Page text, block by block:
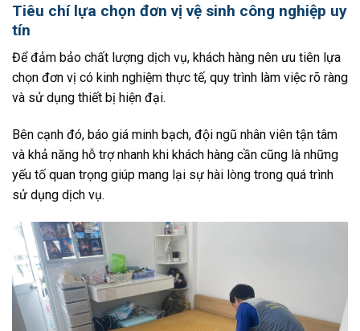
Tiêu chí lựa chọn đơn vị vệ sinh công nghiệp uy
tín
Để đảm bảo chất lượng dịch vụ, khách hàng nên ưu tiên lựa
chọn đơn vị có kinh nghiệm thực tế, quy trình làm việc rõ ràng
và sử dụng thiết bị hiện đại.
Bên cạnh đó, báo giá minh bạch, đội ngũ nhân viên tận tâm
và khả năng hỗ trợ nhanh khi khách hàng cần cũng là những
yếu tố quan trọng giúp mang lại sự hài lòng trong quá trình
sử dụng dịch vụ.